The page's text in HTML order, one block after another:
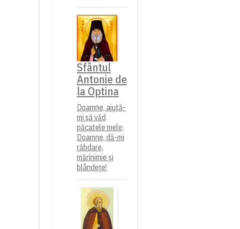
Sfântul
Antonie de
la Optina
Doamne, ajută-
mi să văd
păcatele mele;
Doamne, dă-mi
răbdare,
mărinimie şi
blândeţe!